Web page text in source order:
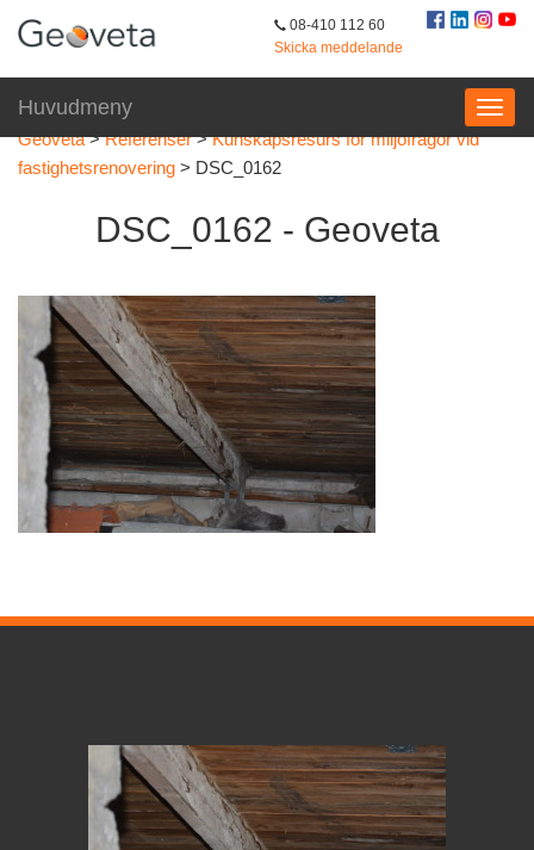
08-410 112 60
Skicka meddelande
Huvudmeny
Geoveta>Referenser>Kunskapsresurs för miljöfrågor vid
fastighetsrenovering > DSC_0162
DSC_0162 - Geoveta